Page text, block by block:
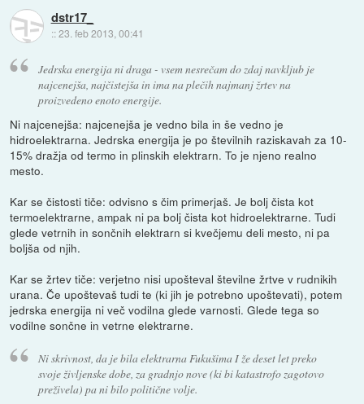
dstr17_
::23. feb 2013, 00:41
Jedrska energija ni draga - vsem nesrečam do zdaj navkljub je
najcenejša, najčistejša in ima na plečih najmanj žrtev na
proizvedeno enoto energije.
Ni najcenejša: najcenejša je vedno bila in še vedno je
hidroelektrarna. Jedrska energija je po številnih raziskavah za 10-
15% dražja od termo in plinskih elektrarn. To je njeno realno
mesto.
Kar se čistosti tiče: odvisno s čim primerjaš. Je bolj čista kot
termoelektrarne, ampak ni pa bolj čista kot hidroelektrarne. Tudi
glede vetrnih in sončnih elektrarn si kvečjemu deli mesto, ni pa
boljša od njih.
Kar se žrtev tiče: verjetno nisi upošteval številne žrtve v rudnikih
urana. Če upoštevaš tudi te (ki jih je potrebno upoštevati), potem
jedrska energija ni več vodilna glede varnosti. Glede tega so
vodilne sončne in vetrne elektrarne.
Ni skrivnost, da je bila elektrarna Fukušima I že deset let preko
svoje življenske dobe, za gradnjo nove (ki bi katastrofo zagotovo
preživela) pa ni bilo politične volje.